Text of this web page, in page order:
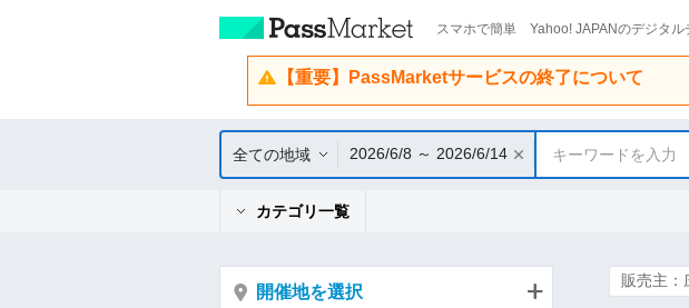
スマホで簡単 Yahoo! JAPANのデジタル
【重要】PassMarketサービスの終了について
全ての地域 2026/6/8 ～ 2026/6/14 キーワードを入力
カテゴリ一覧
販売主：
開催地を選択